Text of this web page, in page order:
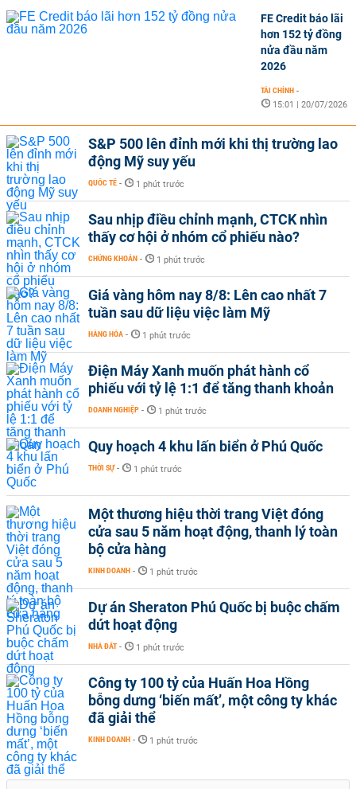
FE Credit báo lãi
hơn 152 tỷ đồng
nửa đầu năm
2026
TÀI CHÍNH -
15:01 | 20/07/2026
S&P 500 lên đỉnh mới khi thị trường lao
động Mỹ suy yếu
QUỐC TẾ - 1 phút trước
Sau nhịp điều chỉnh mạnh, CTCK nhìn
thấy cơ hội ở nhóm cổ phiếu nào?
CHỨNG KHOÁN - 1 phút trước
Giá vàng hôm nay 8/8: Lên cao nhất 7
tuần sau dữ liệu việc làm Mỹ
HÀNG HÓA - 1 phút trước
Điện Máy Xanh muốn phát hành cổ
phiếu với tỷ lệ 1:1 để tăng thanh khoản
DOANH NGHIỆP - 1 phút trước
Quy hoạch 4 khu lấn biển ở Phú Quốc
THỜI SỰ - 1 phút trước
Một thương hiệu thời trang Việt đóng
cửa sau 5 năm hoạt động, thanh lý toàn
bộ cửa hàng
KINH DOANH - 1 phút trước
Dự án Sheraton Phú Quốc bị buộc chấm
dứt hoạt động
NHÀ ĐẤT - 1 phút trước
Công ty 100 tỷ của Huấn Hoa Hồng
bỗng dưng ‘biến mất’, một công ty khác
đã giải thể
KINH DOANH - 1 phút trước